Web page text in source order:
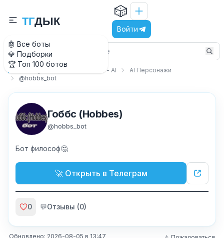
🤖 Все боты
💎 Подборки
🏆 Топ 100 ботов
ТГДЫК
🎲
Войти
Главная Искусственный интеллект - AI
AI Персонажи
@hobbs_bot
Гоббс (Hobbes)
@hobbs_bot
Бот философ🤔
🚀 Открыть в Телеграм
0 💬Отзывы (0)
Обновлено: 2026-08-05 в 13:47